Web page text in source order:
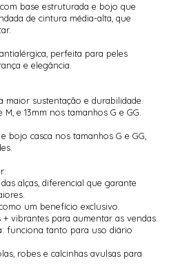
base estruturada e bojo que
de cintura média-alta, que
perfeita para peles
e elegância.
sustentação e durabilidade.
e 13mm nos tamanhos G e GG.
bojo casca nos tamanhos G e GG,
alças, diferencial que garante
um benefício exclusivo.
vibrantes para aumentar as vendas.
funciona tanto para uso diário
robes e calcinhas avulsas para